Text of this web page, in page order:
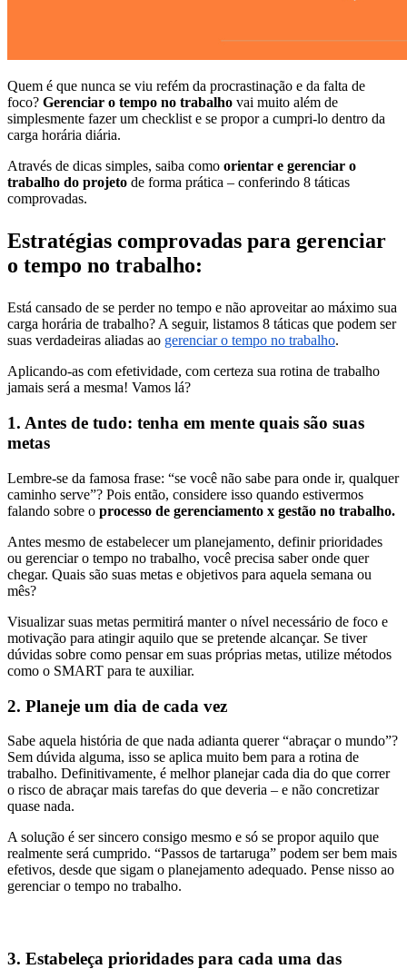
Quem é que nunca se viu refém da procrastinação e da falta de
foco? Gerenciar o tempo no trabalho vai muito além de
simplesmente fazer um checklist e se propor a cumpri-lo dentro da
carga horária diária.
Através de dicas simples, saiba como orientar e gerenciar o
trabalho do projeto de forma prática – conferindo 8 táticas
comprovadas.
Estratégias comprovadas para gerenciar
o tempo no trabalho:
Está cansado de se perder no tempo e não aproveitar ao máximo sua
carga horária de trabalho? A seguir, listamos 8 táticas que podem ser
suas verdadeiras aliadas ao gerenciar o tempo no trabalho.
Aplicando-as com efetividade, com certeza sua rotina de trabalho
jamais será a mesma! Vamos lá?
1. Antes de tudo: tenha em mente quais são suas
metas
Lembre-se da famosa frase: “se você não sabe para onde ir, qualquer
caminho serve”? Pois então, considere isso quando estivermos
falando sobre o processo de gerenciamento x gestão no trabalho.
Antes mesmo de estabelecer um planejamento, definir prioridades
ou gerenciar o tempo no trabalho, você precisa saber onde quer
chegar. Quais são suas metas e objetivos para aquela semana ou
mês?
Visualizar suas metas permitirá manter o nível necessário de foco e
motivação para atingir aquilo que se pretende alcançar. Se tiver
dúvidas sobre como pensar em suas próprias metas, utilize métodos
como o SMART para te auxiliar.
2. Planeje um dia de cada vez
Sabe aquela história de que nada adianta querer “abraçar o mundo”?
Sem dúvida alguma, isso se aplica muito bem para a rotina de
trabalho. Definitivamente, é melhor planejar cada dia do que correr
o risco de abraçar mais tarefas do que deveria – e não concretizar
quase nada.
A solução é ser sincero consigo mesmo e só se propor aquilo que
realmente será cumprido. “Passos de tartaruga” podem ser bem mais
efetivos, desde que sigam o planejamento adequado. Pense nisso ao
gerenciar o tempo no trabalho.
3. Estabeleça prioridades para cada uma das